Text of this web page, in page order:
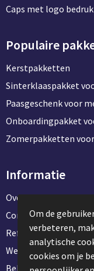
Caps met logo
Populaire
Kerstpakketten
Sinterklaaspakket
Paasgeschenk voor
Onboardingpakket
Zomerpakketten
Informatie
Over ons
Contact en
Referentie projecten
Werken & stage bij
Bekijk
Om de
verbeteren,
analytische
cookies om je